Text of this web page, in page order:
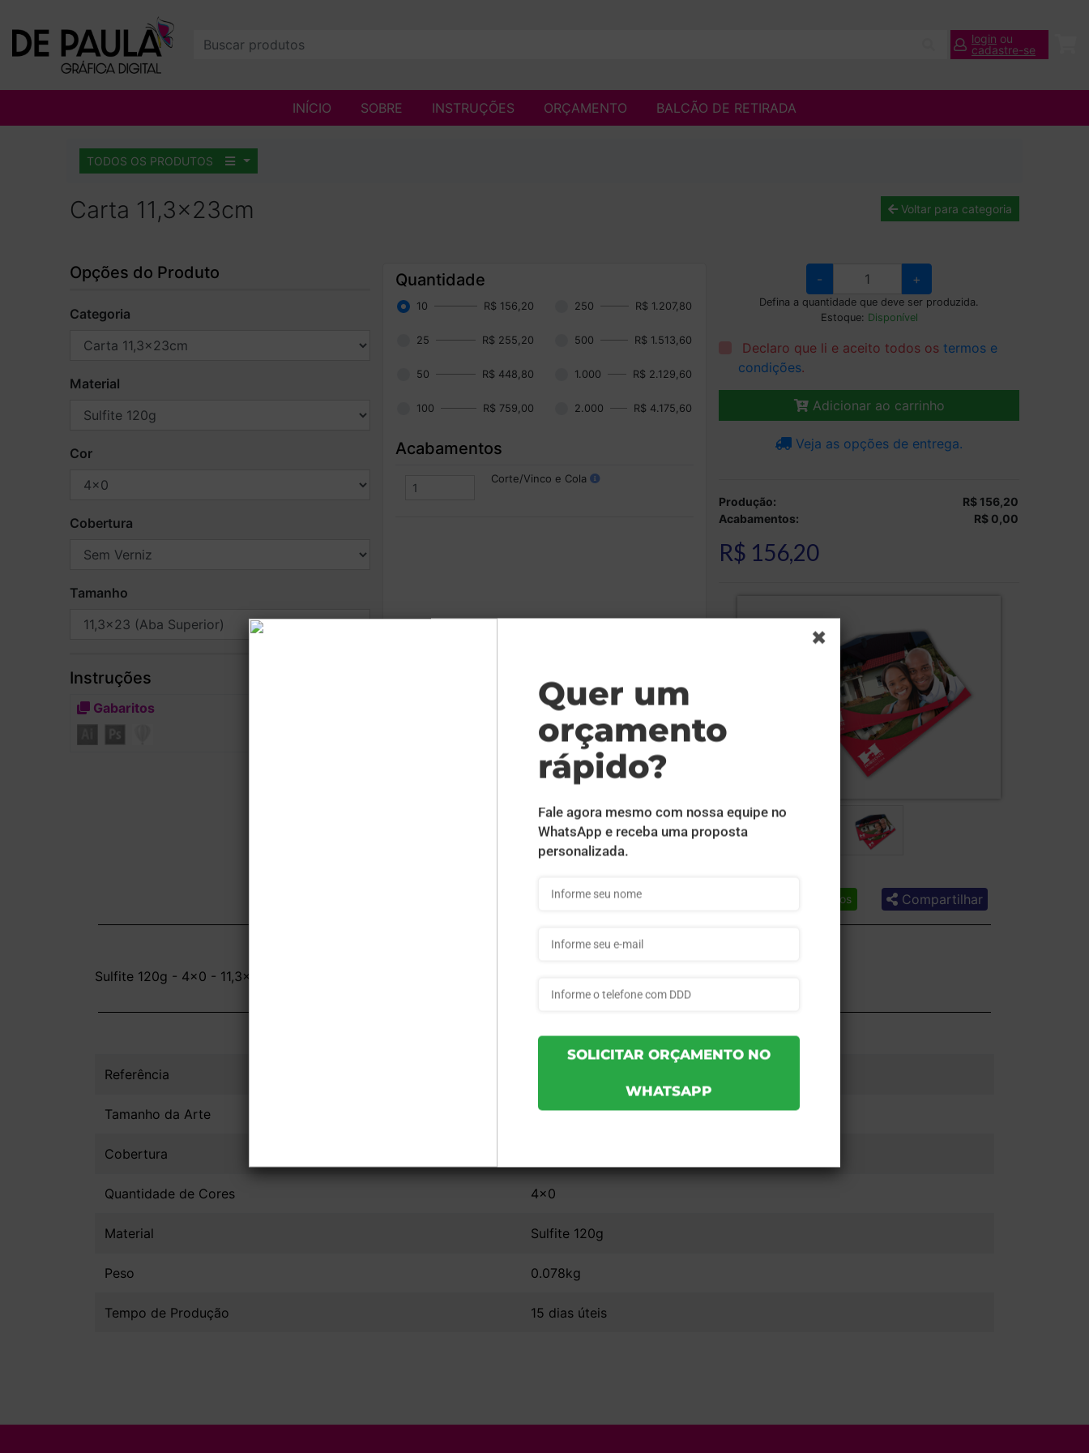
login ou
cadastre-se
INÍCIO SOBRE INSTRUÇÕES ORÇAMENTO BALCÃO DE RETIRADA
TODOS OS PRODUTOS
Carta 11,3x23cm Voltar para categoria
Opções do Produto
Categoria
Material
Cor
Cobertura
Tamanho
Instruções
Gabaritos
Quantidade
10 R$ 156,20 250 R$ 1.207,80
25 R$ 255,20 500 R$ 1.513,60
50 R$ 448,80 1.000 R$ 2.129,60
100 R$ 759,00 2.000 R$ 4.175,60
Acabamentos
Corte/Vinco e Cola
- +
Defina a quantidade que deve ser produzida.
Estoque: Disponível
Declaro que li e aceito todos ostermos e
condições.
Adicionar ao carrinho
Veja as opções de entrega.
Produção:
R$ 156,20
Acabamentos:
R$ 0,00
R$ 156,20
Lista de desejos Compartilhar
Sulfite 120g - 4x0 - 11,3x23 cm (Aba Superior) - Sem Verniz - 10 unid
Referência
Tamanho da Arte 11,3x23 (Aba Superior)
Cobertura
Quantidade de Cores 4x0
Material Sulfite 120g
Peso 0.078kg
Tempo de Produção 15 dias úteis